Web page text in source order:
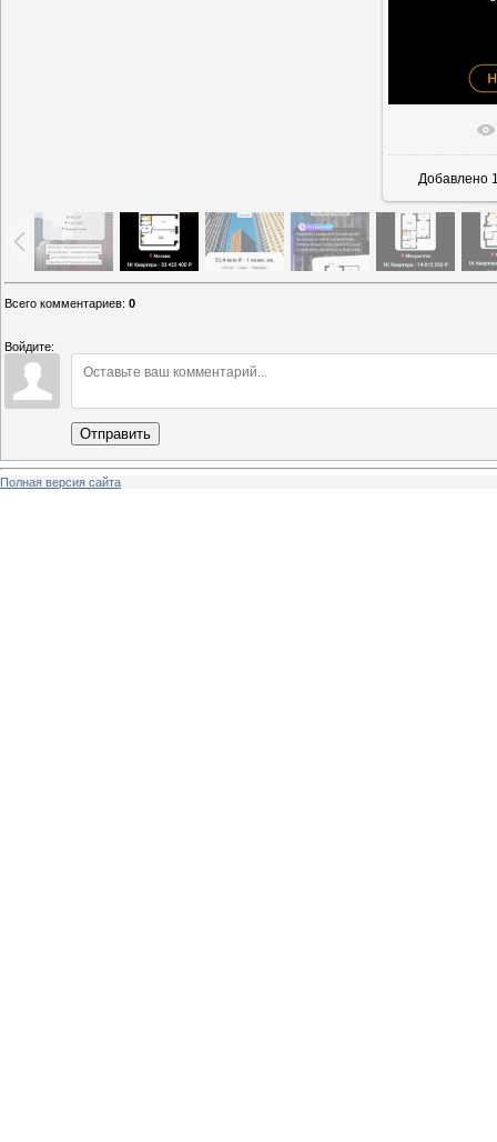
В
Добавлено
Всего комментариев: 0
Войдите:
Отправить
Полная версия сайта